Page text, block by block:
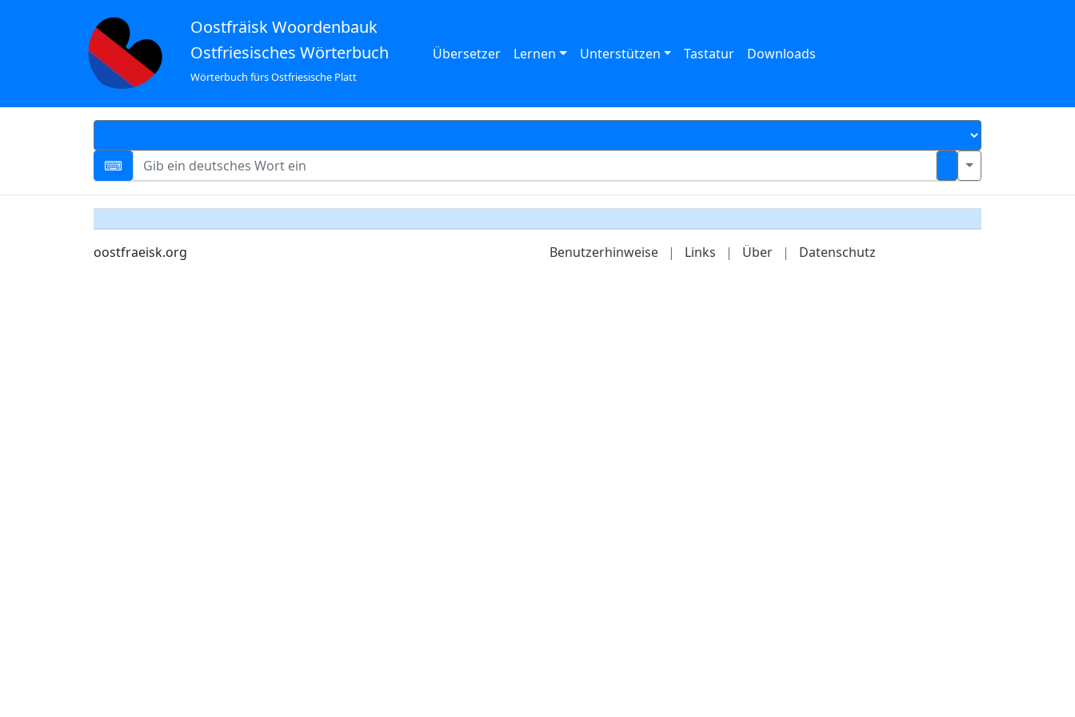
Oostfräisk Woordenbauk
Ostfriesisches Wörterbuch
Wörterbuch fürs Ostfriesische Platt
Übersetzer Lernen Unterstützen Tastatur Downloads
oostfraeisk.org Benutzerhinweise | Links | Über | Datenschutz